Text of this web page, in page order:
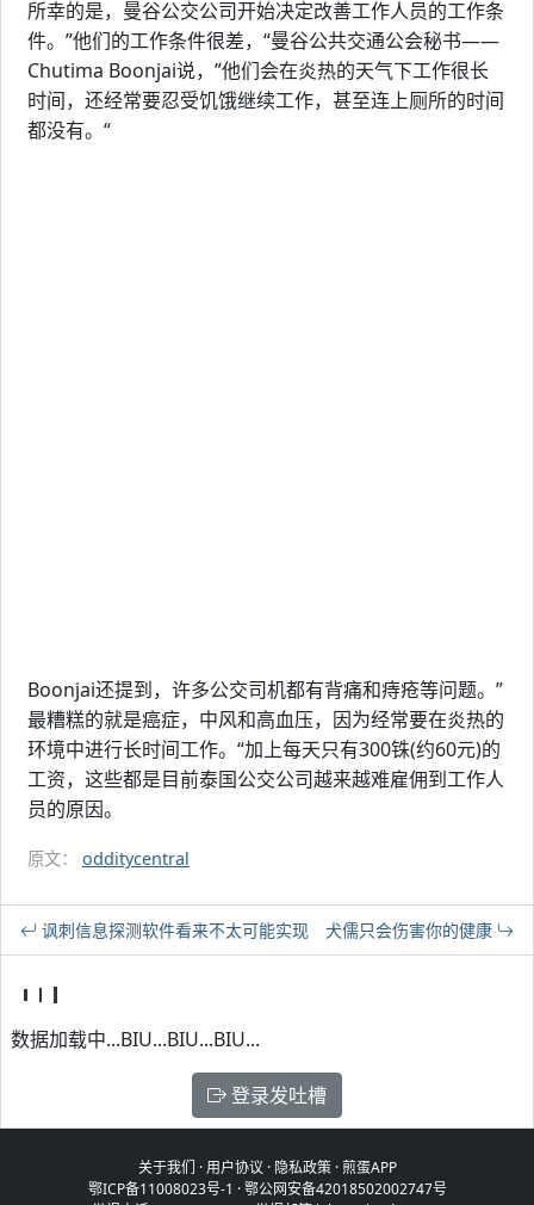
所幸的是，曼谷公交公司开始决定改善工作人员的工作条
件。”他们的工作条件很差，“曼谷公共交通公会秘书——
Chutima Boonjai说，”他们会在炎热的天气下工作很长
时间，还经常要忍受饥饿继续工作，甚至连上厕所的时间
都没有。“
Boonjai还提到，许多公交司机都有背痛和痔疮等问题。”
最糟糕的就是癌症，中风和高血压，因为经常要在炎热的
环境中进行长时间工作。“加上每天只有300铢(约60元)的
工资，这些都是目前泰国公交公司越来越难雇佣到工作人
员的原因。
原文： odditycentral
讽刺信息探测软件看来不太可能实现 犬儒只会伤害你的健康
数据加载中...BIU...BIU...BIU...
登录发吐槽
关于我们 ·用户协议 · 隐私政策·煎蛋APP
鄂ICP备11008023号-1 ·鄂公网安备42018502002747号